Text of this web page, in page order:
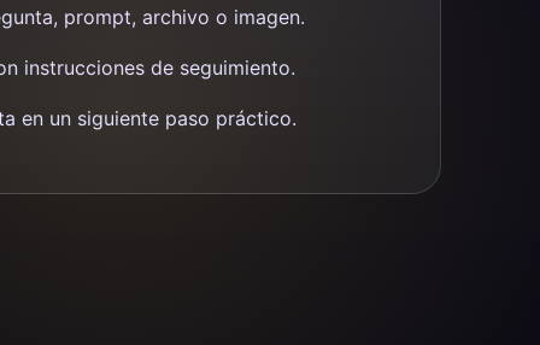
prompt, archivo o imagen.
instrucciones de seguimiento.
en un siguiente paso práctico.